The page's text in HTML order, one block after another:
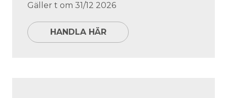
Gäller t om 31/12 2026
HANDLA HÄR